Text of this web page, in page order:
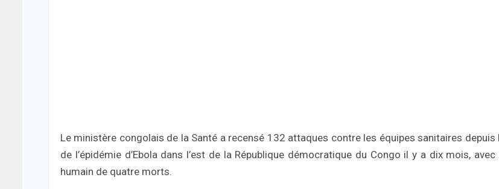
Le ministère congolais de la Santé a recensé 132 attaques contre les équipes sanitaires depuis
de l’épidémie d’Ebola dans l’est de la République démocratique du Congo il y a dix mois, avec
humain de quatre morts.